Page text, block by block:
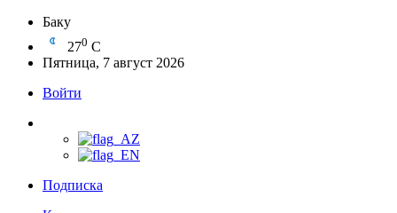
Баку
270 C
Пятница, 7 август 2026
Войти
Подписка